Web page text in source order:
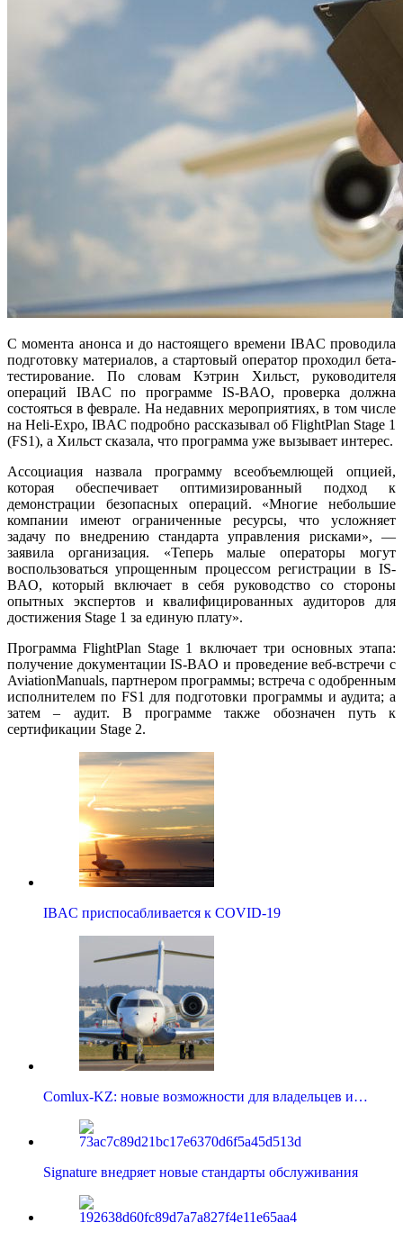
С момента анонса и до настоящего времени IBAC проводила
подготовку материалов, а стартовый оператор проходил бета-
тестирование. По словам Кэтрин Хильст, руководителя
операций IBAC по программе IS-BAO, проверка должна
состояться в феврале. На недавних мероприятиях, в том числе
на Heli-Expo, IBAC подробно рассказывал об FlightPlan Stage 1
(FS1), а Хильст сказала, что программа уже вызывает интерес.
Ассоциация назвала программу всеобъемлющей опцией,
которая обеспечивает оптимизированный подход к
демонстрации безопасных операций. «Многие небольшие
компании имеют ограниченные ресурсы, что усложняет
задачу по внедрению стандарта управления рисками», —
заявила организация. «Теперь малые операторы могут
воспользоваться упрощенным процессом регистрации в IS-
BAO, который включает в себя руководство со стороны
опытных экспертов и квалифицированных аудиторов для
достижения Stage 1 за единую плату».
Программа FlightPlan Stage 1 включает три основных этапа:
получение документации IS-BAO и проведение веб-встречи с
AviationManuals, партнером программы; встреча с одобренным
исполнителем по FS1 для подготовки программы и аудита; а
затем – аудит. В программе также обозначен путь к
сертификации Stage 2.
IBAC приспосабливается к COVID-19
Comlux-KZ: новые возможности для владельцев и…
Signature внедряет новые стандарты обслуживания